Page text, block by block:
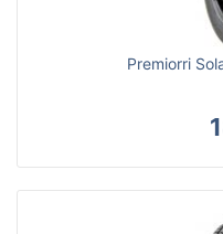
Premiorri